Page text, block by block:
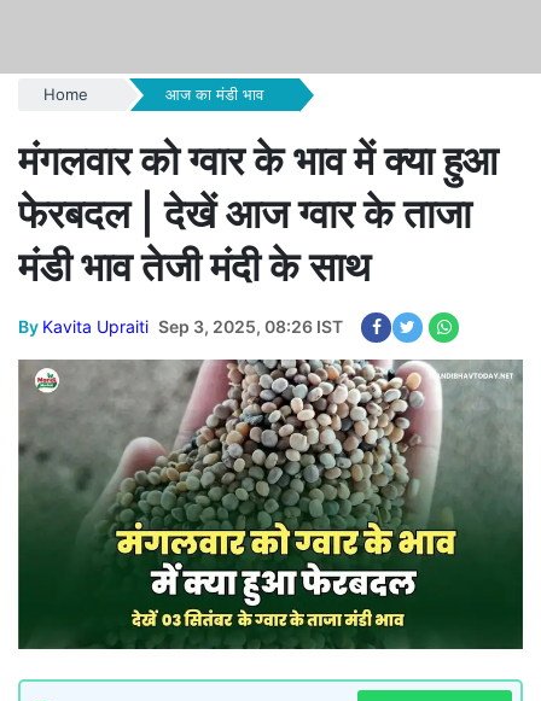
Home आज का मंडी भाव
मंगलवार को ग्वार के भाव में क्या हुआ
फेरबदल | देखें आज ग्वार के ताजा
मंडी भाव तेजी मंदी के साथ
By Kavita Upraiti Sep 3, 2025, 08:26 IST